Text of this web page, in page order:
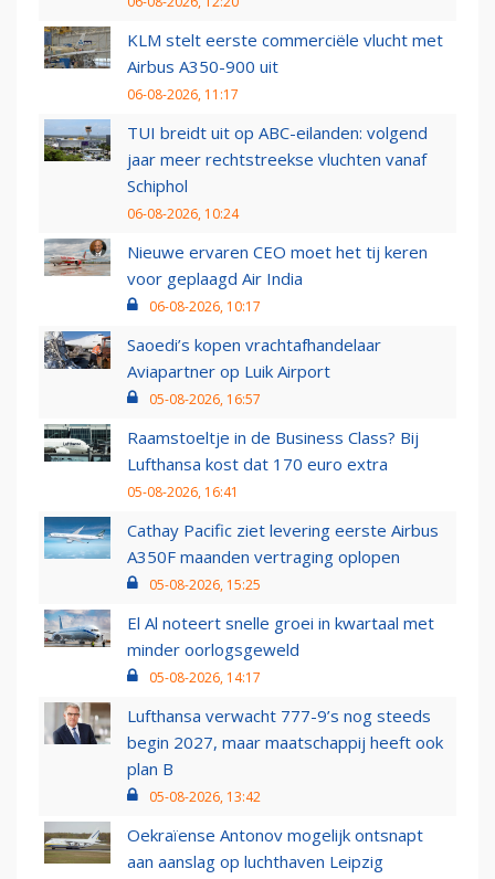
KLM stelt eerste commerciële vlucht met
Airbus A350-900 uit
06-08-2026, 11:17
TUI breidt uit op ABC-eilanden: volgend
jaar meer rechtstreekse vluchten vanaf
Schiphol
06-08-2026, 10:24
Nieuwe ervaren CEO moet het tij keren
voor geplaagd Air India
06-08-2026, 10:17
Saoedi’s kopen vrachtafhandelaar
Aviapartner op Luik Airport
05-08-2026, 16:57
Raamstoeltje in de Business Class? Bij
Lufthansa kost dat 170 euro extra
05-08-2026, 16:41
Cathay Pacific ziet levering eerste Airbus
A350F maanden vertraging oplopen
05-08-2026, 15:25
El Al noteert snelle groei in kwartaal met
minder oorlogsgeweld
05-08-2026, 14:17
Lufthansa verwacht 777-9’s nog steeds
begin 2027, maar maatschappij heeft ook
plan B
05-08-2026, 13:42
Oekraïense Antonov mogelijk ontsnapt
aan aanslag op luchthaven Leipzig